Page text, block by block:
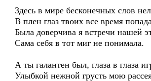
Здесь в мире бесконечных слов
В плен глаз твоих все время
Была доверчива я встречи нашей
Сама себя в тот миг не понимала.
А ты галантен был, глаза в глаза
Улыбкой нежной грусть мою